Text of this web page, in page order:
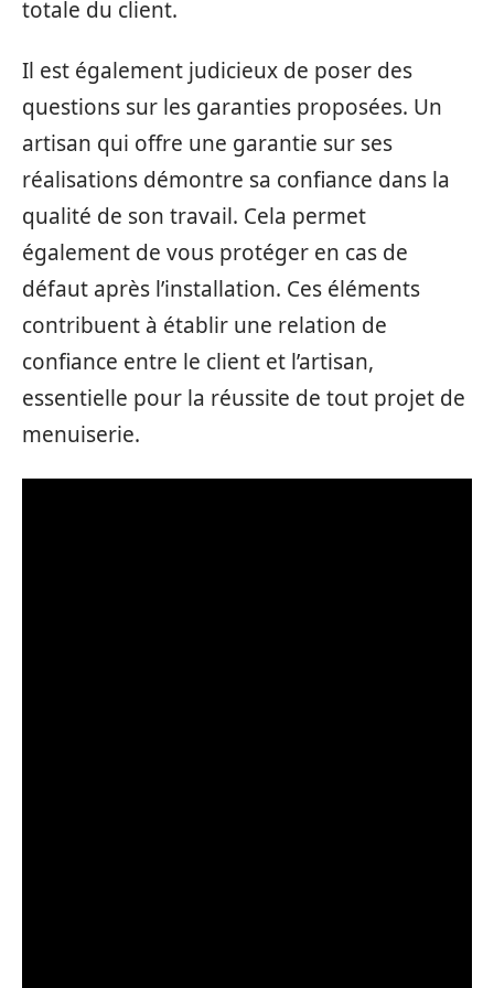
totale du client.
Il est également judicieux de poser des
questions sur les garanties proposées. Un
artisan qui offre une garantie sur ses
réalisations démontre sa confiance dans la
qualité de son travail. Cela permet
également de vous protéger en cas de
défaut après l’installation. Ces éléments
contribuent à établir une relation de
confiance entre le client et l’artisan,
essentielle pour la réussite de tout projet de
menuiserie.